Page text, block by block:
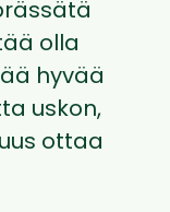
olla
hyvää
uskon,
ottaa